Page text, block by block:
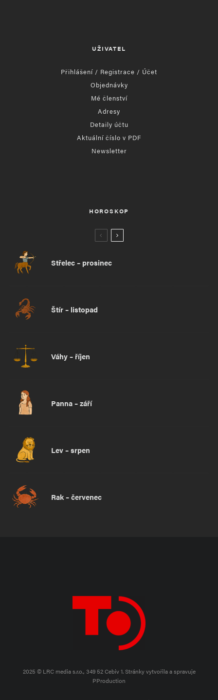
UŽIVATEL
Přihlášení / Registrace / Účet
Objednávky
Mé členství
Adresy
Detaily účtu
Aktuální číslo v PDF
Newsletter
HOROSKOP
Střelec – prosinec
Štír – listopad
Váhy – říjen
Panna – září
Lev – srpen
Rak – červenec
2025 © LRC media s.r.o., 349 52 Cebiv 1.Stránky vytvořila a spravuje
PProduction